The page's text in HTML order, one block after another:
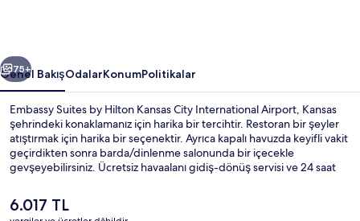
için
fotoğraf
galerisi
Sonraki
75+
Genel BakışOdalarKonumPolitikalar
Embassy Suites by Hilton Kansas City International Airport, Kansas
şehrindeki konaklamanız için harika bir tercihtir. Restoran bir şeyler
atıştırmak için harika bir seçenektir. Ayrıca kapalı havuzda keyifli vakit
geçirdikten sonra barda/dinlenme salonunda bir içecekle
gevşeyebilirsiniz. Ücretsiz havaalanı gidiş-dönüş servisi ve 24 saat
buzdolabı ve mikrodalga fırın gibi kolaylıklar mevcuttur. Yardıma
hazır personel ve kahvaltı misafirlerden tam not alıyor.
Şu
anki
6.017 TL